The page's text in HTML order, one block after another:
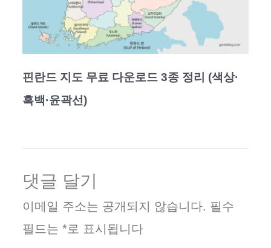
핀란드 지도 무료 다운로드 3종 정리 (색상·
흑백·윤곽선)
댓글 달기
이메일 주소는 공개되지 않습니다. 필수
필드는 *로 표시됩니다